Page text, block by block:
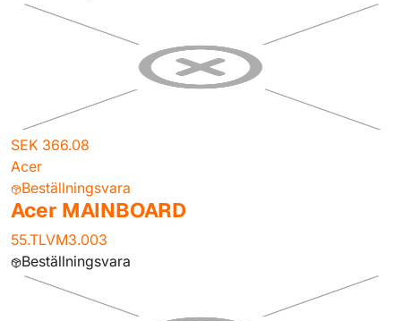
SEK 366.08
Acer
Beställningsvara
Acer MAINBOARD
55.TLVM3.003
Beställningsvara